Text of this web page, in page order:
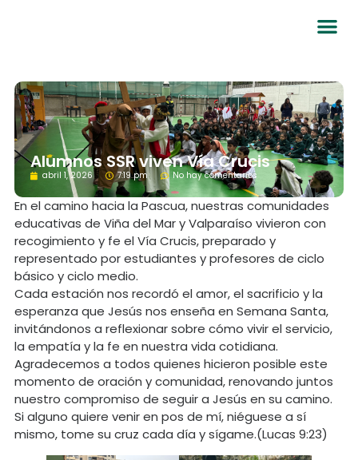
Alumnos SSR viven Vía Crucis
abril 1, 2026 7:19 pm No hay comentarios
En el camino hacia la Pascua, nuestras comunidades
educativas de Viña del Mar y Valparaíso vivieron con
recogimiento y fe el Vía Crucis, preparado y
representado por estudiantes y profesores de ciclo
básico y ciclo medio.
Cada estación nos recordó el amor, el sacrificio y la
esperanza que Jesús nos enseña en Semana Santa,
invitándonos a reflexionar sobre cómo vivir el servicio,
la empatía y la fe en nuestra vida cotidiana.
Agradecemos a todos quienes hicieron posible este
momento de oración y comunidad, renovando juntos
nuestro compromiso de seguir a Jesús en su camino.
Si alguno quiere venir en pos de mí, niéguese a sí
mismo, tome su cruz cada día y sígame.(Lucas 9:23)